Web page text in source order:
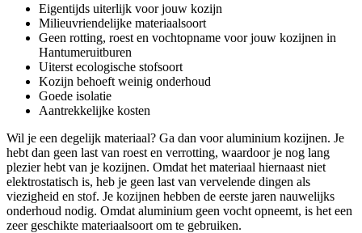
Eigentijds uiterlijk voor jouw kozijn
Milieuvriendelijke materiaalsoort
Geen rotting, roest en vochtopname voor jouw kozijnen in
Hantumeruitburen
Uiterst ecologische stofsoort
Kozijn behoeft weinig onderhoud
Goede isolatie
Aantrekkelijke kosten
Wil je een degelijk materiaal? Ga dan voor aluminium kozijnen. Je
hebt dan geen last van roest en verrotting, waardoor je nog lang
plezier hebt van je kozijnen. Omdat het materiaal hiernaast niet
elektrostatisch is, heb je geen last van vervelende dingen als
viezigheid en stof. Je kozijnen hebben de eerste jaren nauwelijks
onderhoud nodig. Omdat aluminium geen vocht opneemt, is het een
zeer geschikte materiaalsoort om te gebruiken.